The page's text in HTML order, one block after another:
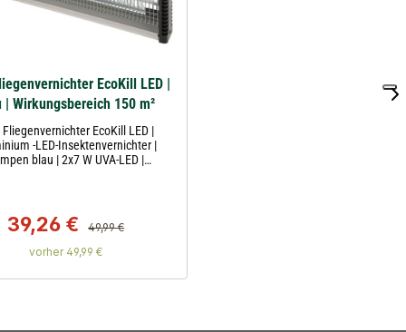
EcoKill LED |
| Wirkungsbereich 150 m²
EcoKill LED |
-LED-Insektenvernichter |
blau | 2x7 W UVA-LED |
Verkaufspreis:
39,26 € Regulärer Preis:
49,99 €
vorher 49,99 €